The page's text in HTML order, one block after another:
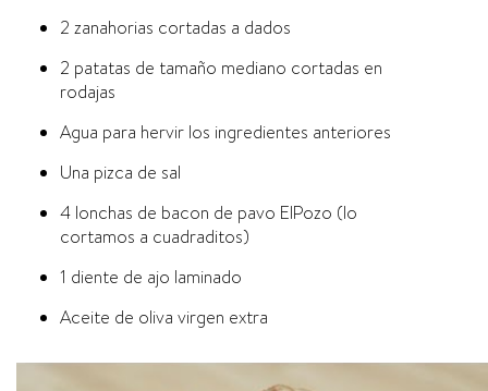
2 zanahorias cortadas a dados
2 patatas de tamaño mediano cortadas en
rodajas
Agua para hervir los ingredientes anteriores
Una pizca de sal
4 lonchas de bacon de pavo ElPozo (lo
cortamos a cuadraditos)
1 diente de ajo laminado
Aceite de oliva virgen extra